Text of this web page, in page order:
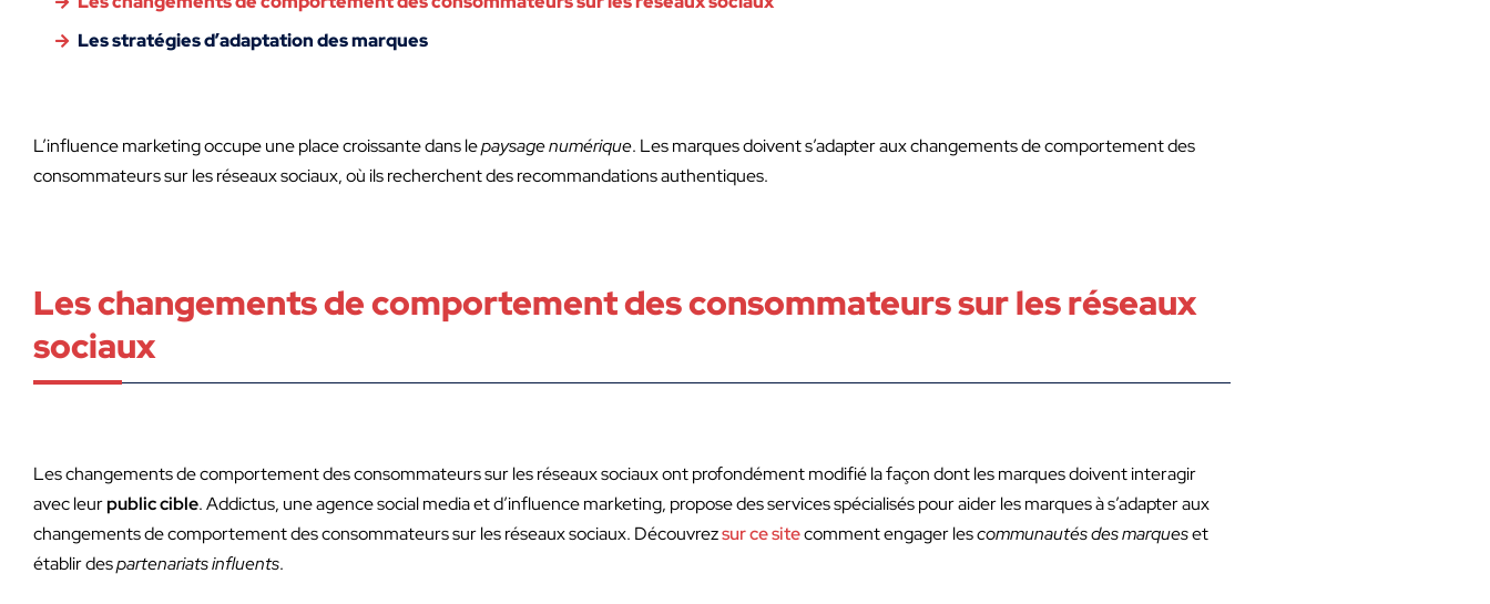
Les stratégies d’adaptation des marques
L’influence marketing occupe une place croissante dans lepaysage numérique. Les marques doivent s’adapter aux changements de comportement des
consommateurs sur les réseaux sociaux, où ils recherchent des recommandations authentiques.
Les changements de comportement des consommateurs sur les réseaux
sociaux
Les changements de comportement des consommateurs sur les réseaux sociaux ont profondément modifié la façon dont les marques doivent interagir
avec leurpublic cible. Addictus, une agence social media et d’influence marketing, propose des services spécialisés pour aider les marques à s’adapter aux
changements de comportement des consommateurs sur les réseaux sociaux. Découvrezsur ce sitecomment engager lescommunautés des marqueset
établir despartenariats influents.